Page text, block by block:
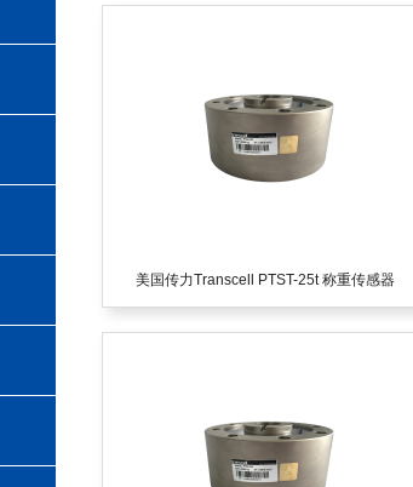
美国传力Transcell PTST-25t 称重传感器